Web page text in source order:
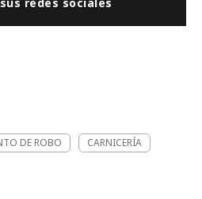
DE ROBO CARNICERÍA